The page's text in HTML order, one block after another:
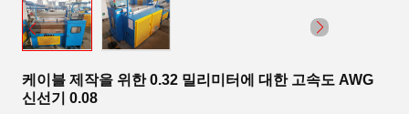
케이블 제작을 위한 0.32 밀리미터에 대한 고속도 AWG
신선기 0.08